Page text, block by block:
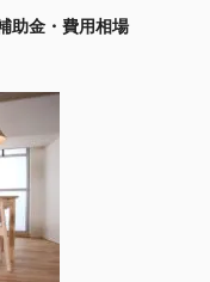
助金・費用相場